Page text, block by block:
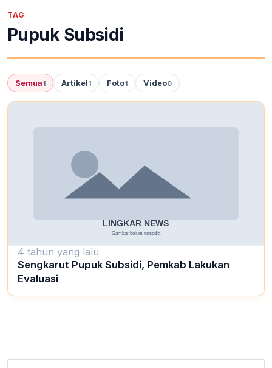
TAG
Pupuk Subsidi
Semua1 Artikel1 Foto1 Video0
4 tahun yang lalu
Sengkarut Pupuk Subsidi, Pemkab Lakukan
Evaluasi